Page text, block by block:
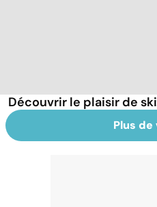
Découvrir le plaisir de
Plus